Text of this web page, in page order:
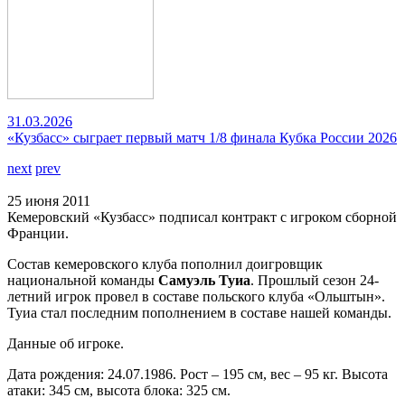
31.03.2026
«Кузбасс» сыграет первый матч 1/8 финала Кубка России 2026
next prev
25 июня 2011
Кемеровский «Кузбасс» подписал контракт с игроком сборной
Франции.
Состав кемеровского клуба пополнил доигровщик
национальной команды Самуэль Туиа. Прошлый сезон 24-
летний игрок провел в составе польского клуба «Ольштын».
Туиа стал последним пополнением в составе нашей команды.
Данные об игроке.
Дата рождения: 24.07.1986. Рост – 195 см, вес – 95 кг. Высота
атаки: 345 см, высота блока: 325 см.